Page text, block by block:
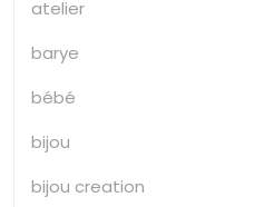
atelier
barye
bébé
bijou
bijou creation